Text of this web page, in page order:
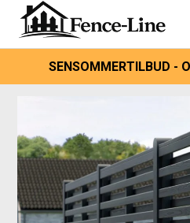
SENSOMMERTILBUD -